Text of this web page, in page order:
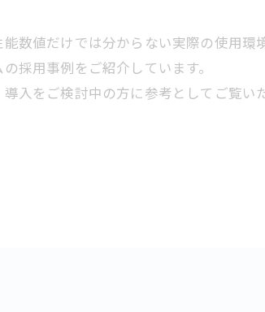
数値だけでは分からない実際の使用環
採用事例をご紹介しています。
入をご検討中の方に参考としてご覧い